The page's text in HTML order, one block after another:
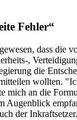
Fehler“
dass die
,
die
wollten.
mich an die
Augenblick
der